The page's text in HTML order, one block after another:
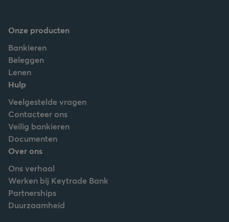
Onze producten
Bankieren
Beleggen
Lenen
Hulp
Veelgestelde vragen
Contacteer ons
Veilig bankieren
Documenten
Over ons
Ons verhaal
Werken bij Keytrade Bank
Partnerships
Duurzaamheid